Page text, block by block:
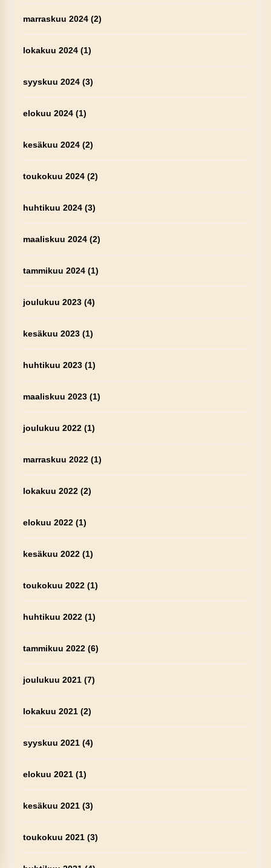
marraskuu 2024(2)
lokakuu 2024(1)
syyskuu 2024(3)
elokuu 2024(1)
kesäkuu 2024(2)
toukokuu 2024(2)
huhtikuu 2024(3)
maaliskuu 2024(2)
tammikuu 2024(1)
joulukuu 2023(4)
kesäkuu 2023(1)
huhtikuu 2023(1)
maaliskuu 2023(1)
joulukuu 2022(1)
marraskuu 2022(1)
lokakuu 2022(2)
elokuu 2022(1)
kesäkuu 2022(1)
toukokuu 2022(1)
huhtikuu 2022(1)
tammikuu 2022(6)
joulukuu 2021(7)
lokakuu 2021(2)
syyskuu 2021(4)
elokuu 2021(1)
kesäkuu 2021(3)
toukokuu 2021(3)